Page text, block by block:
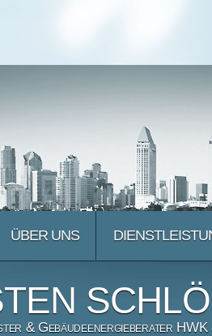
ÜBER UNS
& Gebäudeenergieberater